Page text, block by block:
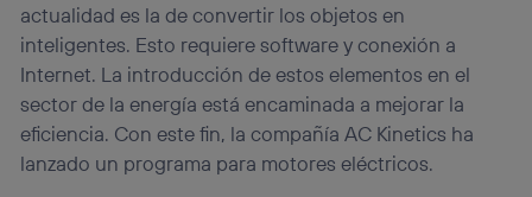
actualidad es la de convertir los objetos en
inteligentes. Esto requiere software y conexión a
Internet. La introducción de estos elementos en el
sector de la energía está encaminada a mejorar la
eficiencia. Con este fin, la compañía AC Kinetics ha
lanzado un programa para motores eléctricos.